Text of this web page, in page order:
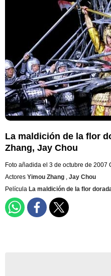
La maldición de la flor
Zhang, Jay Chou
Foto añadida el 3 de octubre de 2007
Actores Yimou Zhang , Jay Chou
Película La maldición de la flor